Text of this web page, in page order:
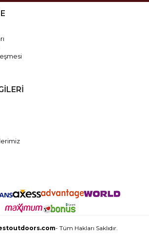
- Tüm Hakları Saklıdır.